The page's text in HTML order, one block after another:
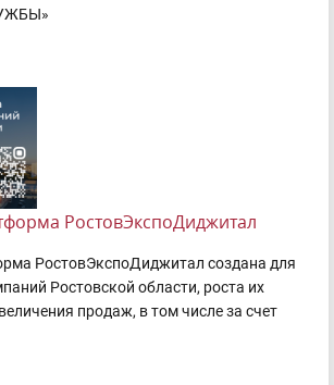
РостовЭкспоДиджитал
РостовЭкспоДиджитал создана для
Ростовской области, роста их
продаж, в том числе за счет